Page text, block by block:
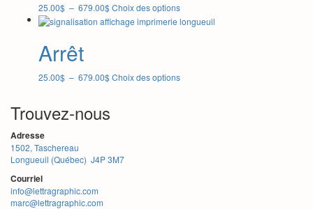
produit
options
peuvent
page
25.00$ – 679.00$Plage
de
prix :
Choix des optionsCe
produit
options
Arrêt
25.00$ – 679.00$Plage
25.00$
Choix des optionsCe
Trouvez-nous
Adresse
1502, Taschereau
Longueuil (Québec) J4P 3M7
Courriel
info@lettragraphic.com
marc@lettragraphic.com